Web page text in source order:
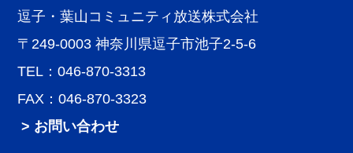
逗子・葉山コミュニティ放送株式会社
〒249-0003 神奈川県逗子市池子2-5-6
TEL：046-870-3313
FAX：046-870-3323
> お問い合わせ